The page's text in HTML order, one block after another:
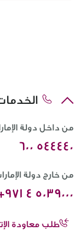
من داخل دولة
600 544440
من خارج دولة
4 5039000
طلب معاودة